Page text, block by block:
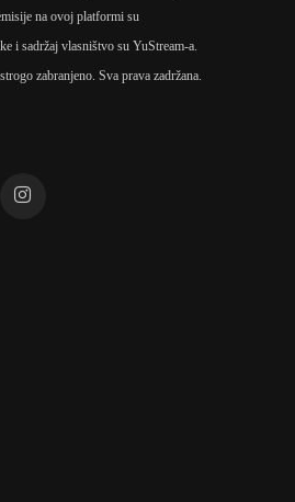
na ovoj platformi su
i sadržaj vlasništvo su YuStream-a.
zabranjeno. Sva prava zadržana.